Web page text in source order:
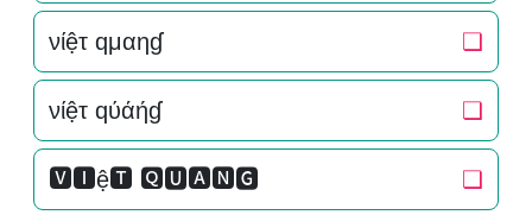
νίệτ qμαηɠ ❏
νίệτ qύάήɠ ❏
🆅🅸ệ🆃 🆀🆄🅰🅽🅶 ❏